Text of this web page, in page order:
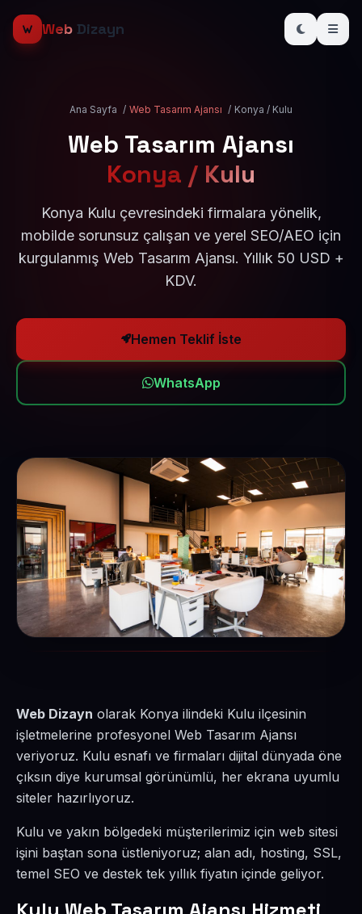
Web Dizayn
Ana Sayfa / Web Tasarım Ajansı / Konya / Kulu
Web Tasarım Ajansı
Konya / Kulu
Konya Kulu çevresindeki firmalara yönelik,
mobilde sorunsuz çalışan ve yerel SEO/AEO için
kurgulanmış Web Tasarım Ajansı. Yıllık 50 USD +
KDV.
Hemen Teklif İste
WhatsApp
Web Dizayn olarak Konya ilindeki Kulu ilçesinin
işletmelerine profesyonel Web Tasarım Ajansı
veriyoruz. Kulu esnafı ve firmaları dijital dünyada öne
çıksın diye kurumsal görünümlü, her ekrana uyumlu
siteler hazırlıyoruz.
Kulu ve yakın bölgedeki müşterilerimiz için web sitesi
işini baştan sona üstleniyoruz; alan adı, hosting, SSL,
temel SEO ve destek tek yıllık fiyatın içinde geliyor.